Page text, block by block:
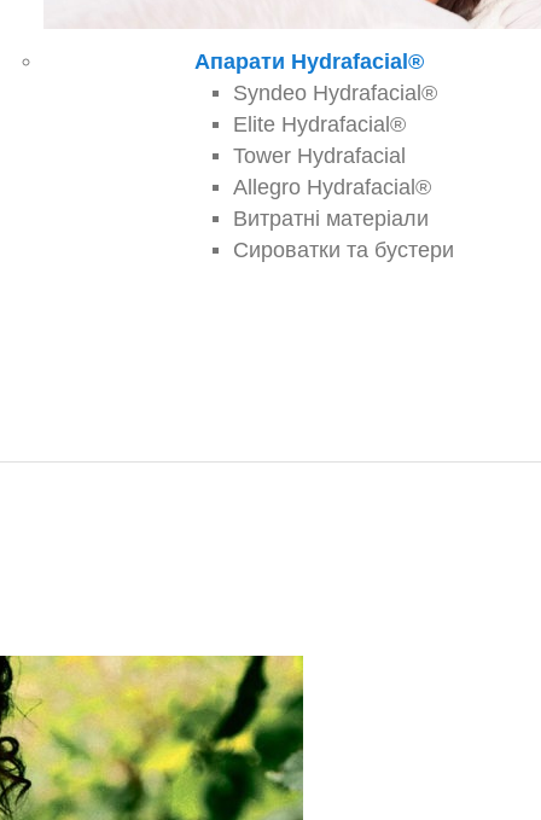
Апарати Hydrafacial®
Syndeo Hydrafacial®
Elite Hydrafacial®
Tower Hydrafacial
Allegro Hydrafacial®
Витратні матеріали
Сироватки та бустери